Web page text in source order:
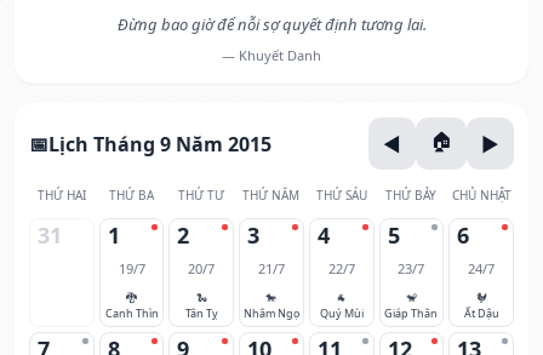
Đừng bao giờ để nỗi sợ quyết định tương lai.
— Khuyết Danh
Lịch Tháng 9 Năm 2015
THỨ HAI THỨ BA THỨ TƯ THỨ NĂM THỨ SÁU THỨ BẢY CHỦ NHẬT
31 1
19/7
🐉
Canh Thìn
2
20/7
🐍
Tân Tỵ
3
21/7
🐎
Nhâm Ngọ
4
22/7
🐐
Quý Mùi
5
23/7
🐒
Giáp Thân
6
24/7
🐓
Ất Dậu
7 8 9 10 11 12 13